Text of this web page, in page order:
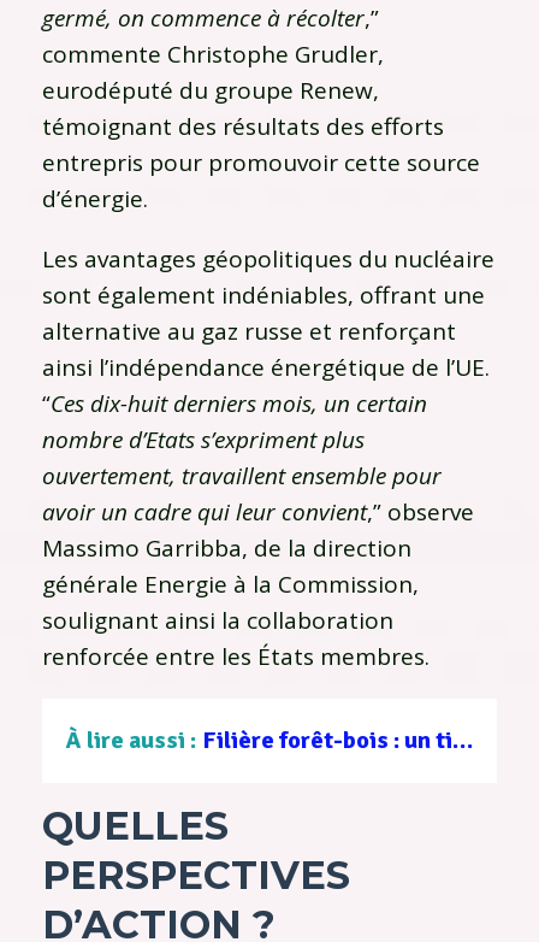
germé, on commence à récolter,”
commente Christophe Grudler,
eurodéputé du groupe Renew,
témoignant des résultats des efforts
entrepris pour promouvoir cette source
d’énergie.
Les avantages géopolitiques du nucléaire
sont également indéniables, offrant une
alternative au gaz russe et renforçant
ainsi l’indépendance énergétique de l’UE.
“Ces dix-huit derniers mois, un certain
nombre d’Etats s’expriment plus
ouvertement, travaillent ensemble pour
avoir un cadre qui leur convient,” observe
Massimo Garribba, de la direction
générale Energie à la Commission,
soulignant ainsi la collaboration
renforcée entre les États membres.
À lire aussi : Filière forêt-bois : un tissu d’entreprises au service d’une gestion durable
QUELLES
PERSPECTIVES
D’ACTION ?